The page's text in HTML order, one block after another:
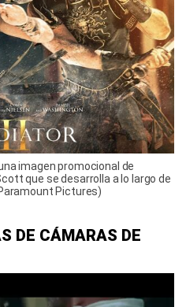
imagen promocional de
que se desarrolla a lo largo de
Pictures)
DE CÁMARAS DE